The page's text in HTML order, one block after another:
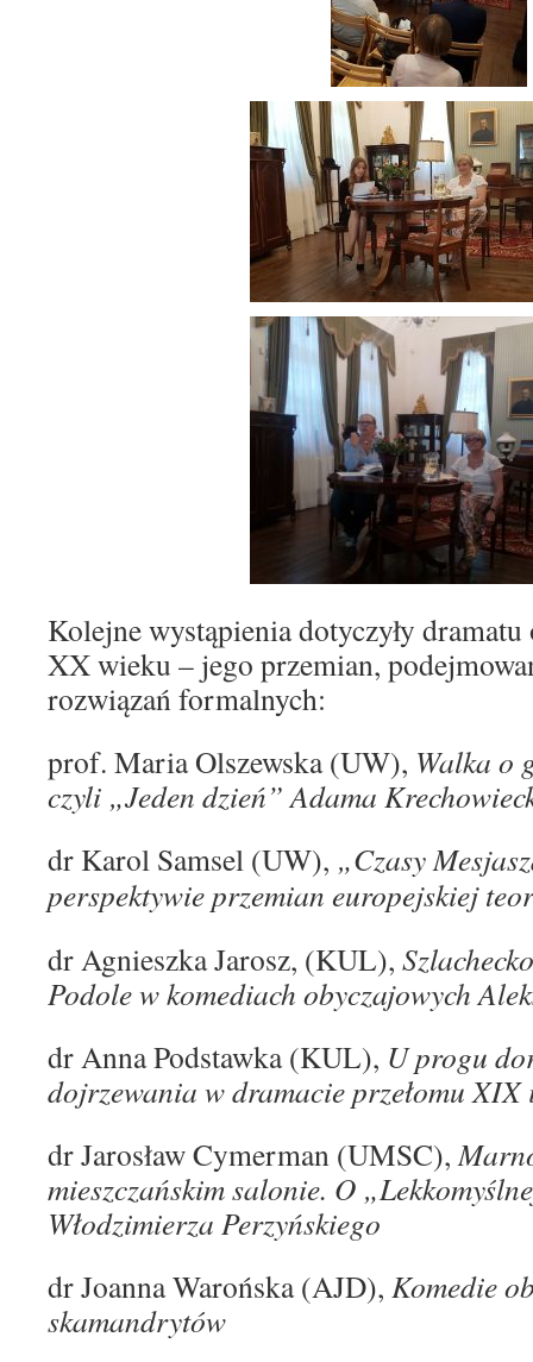
Kolejne wystąpienia dotyczyły
XX wieku – jego przemian,
rozwiązań formalnych:
prof. Maria Olszewska (UW), Walka o
czyli „Jeden dzień”Adama
dr Karol Samsel (UW), „Czasy
perspektywie przemian europejskiej
dr Agnieszka Jarosz, (KUL),
Podole w komediach obyczajowych
dr Anna Podstawka (KUL), U progu
dojrzewania w dramacie przełomu
dr Jarosław Cymerman (UMSC),
mieszczańskim salonie. O
Włodzimierza Perzyńskiego
dr Joanna Warońska (AJD), Komedie
skamandrytów